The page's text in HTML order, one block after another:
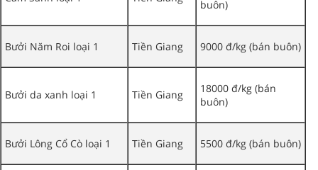
buôn)
Bưởi Năm Roi loại 1 Tiền Giang 9000 đ/kg (bán buôn)
Bưởi da xanh loại 1 Tiền Giang
18000 đ/kg (bán
buôn)
Bưởi Lông Cổ Cò loại 1 Tiền Giang 5500 đ/kg (bán buôn)